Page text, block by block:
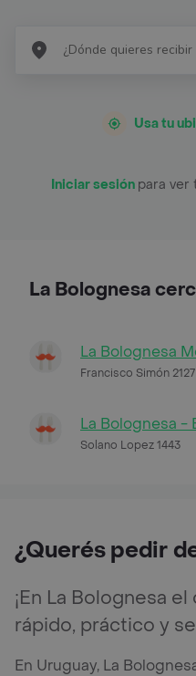
Usa tu
Iniciar sesión para ver
La Bolognesa
La Bolognesa
Francisco Simón 2127
La Bolognesa -
Solano Lopez 1443
¿Querés pedir
¡En La Bolognesa
rápido, práctico y
En Uruguay, La